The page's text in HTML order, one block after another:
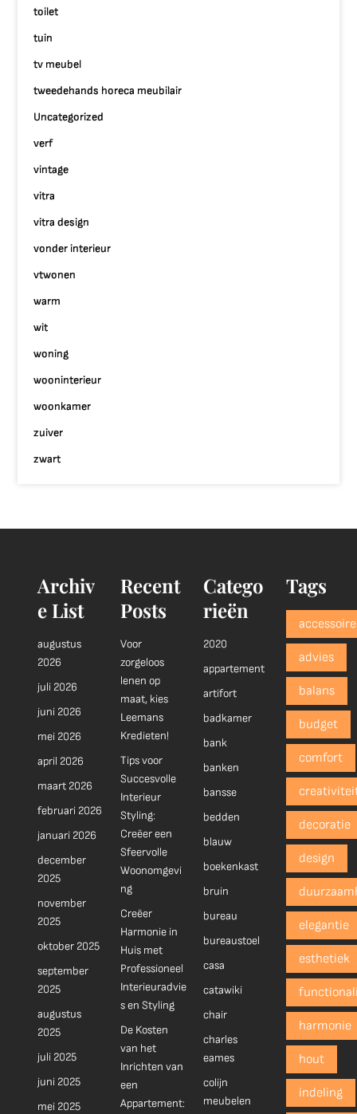
toilet
tuin
tv meubel
tweedehands horeca meubilair
Uncategorized
verf
vintage
vitra
vitra design
vonder interieur
vtwonen
warm
wit
woning
wooninterieur
woonkamer
zuiver
zwart
Archiv
e List
augustus
2026
juli 2026
juni 2026
mei 2026
april 2026
maart 2026
februari 2026
januari 2026
december
2025
november
2025
oktober 2025
september
2025
augustus
2025
juli 2025
juni 2025
mei 2025
Recent
Posts
Voor
zorgeloos
lenen op
maat, kies
Leemans
Kredieten!
Tips voor
Succesvolle
Interieur
Styling:
Creëer een
Sfeervolle
Woonomgevi
ng
Creëer
Harmonie in
Huis met
Professioneel
Interieuradvie
s en Styling
De Kosten
van het
Inrichten van
een
Appartement:
Catego
rieën
2020
appartement
artifort
badkamer
bank
banken
bansse
bedden
blauw
boekenkast
bruin
bureau
bureaustoel
casa
catawiki
chair
charles
eames
colijn
meubelen
Tags
advies
balans
budget
comfort
decoratie
design
elegantie
esthetiek
harmonie
hout
indeling